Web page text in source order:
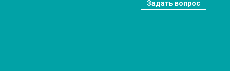
Задать вопрос